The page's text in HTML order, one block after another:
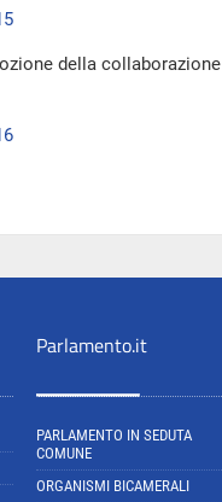
della
Parlamento.it
PARLAMENTO IN SEDUTA
COMUNE
ORGANISMI BICAMERALI